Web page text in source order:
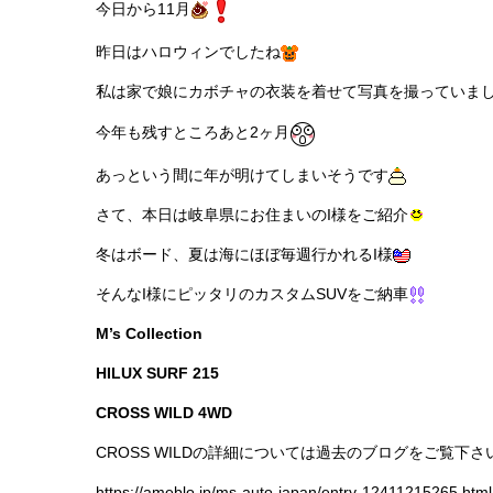
今日から11月
昨日はハロウィンでしたね
私は家で娘にカボチャの衣装を着せて写真を撮っていま
今年も残すところあと2ヶ月
あっという間に年が明けてしまいそうです
さて、本日は岐阜県にお住まいのI様をご紹介
冬はボード、夏は海にほぼ毎週行かれるI様
そんなI様にピッタリのカスタムSUVをご納車
M’s Collection
HILUX SURF 215
CROSS WILD 4WD
CROSS WILDの詳細については過去のブログをご覧下さ